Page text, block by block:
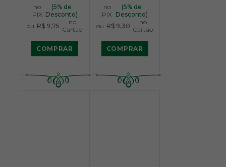
no
PIX
(5% de
Desconto)
ou R$ 9,75
no
Cartão
COMPRAR
no
PIX
(5% de
Desconto)
ou R$ 9,30
no
Cartão
COMPRAR